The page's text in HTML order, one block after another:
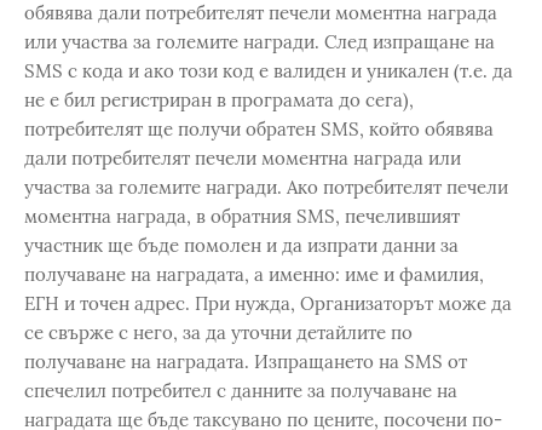
обявява дали потребителят печели моментна награда
или участва за големите награди. След изпращане на
SMS с кода и ако този код е валиден и уникален (т.е. да
не е бил регистриран в програмата до сега),
потребителят ще получи обратен SMS, който обявява
дали потребителят печели моментна награда или
участва за големите награди. Ако потребителят печели
моментна награда, в обратния SMS, печелившият
участник ще бъде помолен и да изпрати данни за
получаване на наградата, а именно: име и фамилия,
ЕГН и точен адрес. При нужда, Организаторът може да
се свърже с него, за да уточни детайлите по
получаване на наградата. Изпращането на SMS от
спечелил потребител с данните за получаване на
наградата ще бъде таксувано по цените, посочени по-